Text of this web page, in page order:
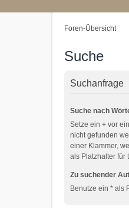
Foren-Übersicht
Suche
Suchanfrage
Suche nach
Setze ein + vor
nicht gefunden
einer Klammer,
als Platzhalter für
Zu suchender
Benutze ein * als